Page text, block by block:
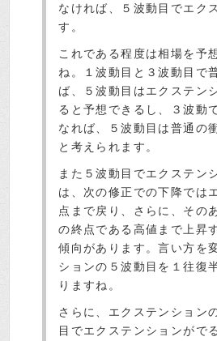
なければ、５波動目でエク
す。
これである程度は相場を予
ね。１波動目と３波動目で
ば、５波動目はエクステン
ると予想できるし、３波動
なれば、５波動目は普通の
と考えられます。
また５波動目でエクステン
は、次の修正での下降では
点まで戻り、さらに、その
の終点である高値まで上昇
傾向があります。言い方を
ションの５波動目を１往復
りますね。
さらに、エクステンション
目でエクステンションがで